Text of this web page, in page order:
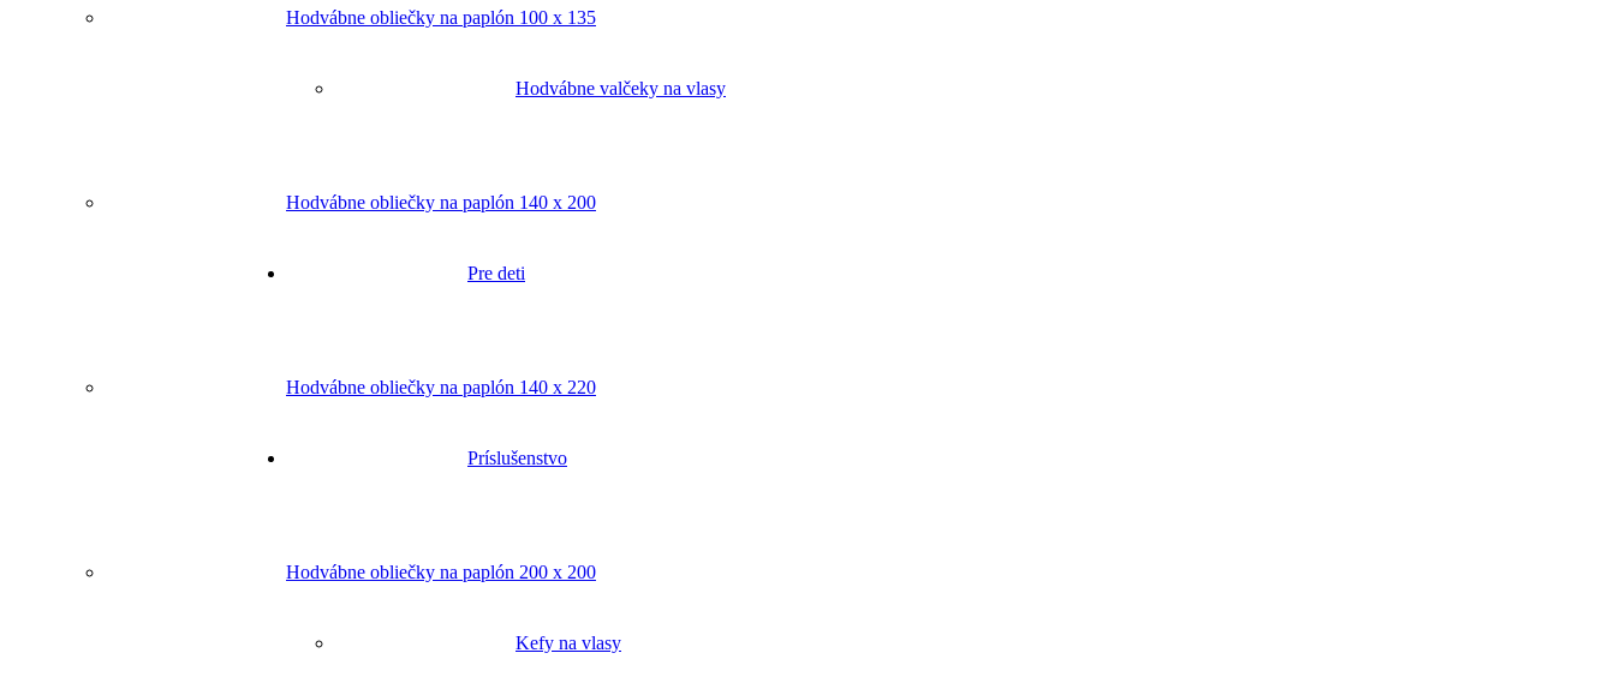
Hodvábne valčeky na vlasy
Pre deti
Príslušenstvo
Kefy na vlasy
Hodvábne obliečky na paplón 100 x 135
Hodvábne obliečky na paplón 140 x 200
Hodvábne obliečky na paplón 140 x 220
Hodvábne obliečky na paplón 200 x 200